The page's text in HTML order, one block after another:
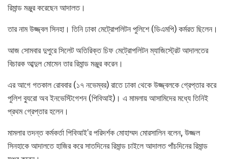
রিমান্ড মঞ্জুর করেছেন আদালত।
তার নাম উজ্জ্বল সিনহা। তিনি ঢাকা মেট্রোপলিটন পুলিশে (ডিএমপি) কর্মরত ছিলেন।
আজ সোমবার দুপুরে সিলেট অতিরিক্ত চিফ মেট্রোপলিটন ম্যাজিস্ট্রেট আদালতের
বিচারক আব্দুল মোমেন তার রিমান্ড মঞ্জুর করেন।
এর আগে গতকাল রোববার (১৭ নভেম্বর) রাতে ঢাকা থেকে উজ্জ্বলকে গ্রেপ্তার করে
পুলিশ ব্যুরো অব ইনভেস্টিগেশন (পিবিআই)। এ মামলায় আসামিদের মধ্যে তিনিই
প্রথম গ্রেপ্তার হলেন।
মামলার তদন্ত কর্মকর্তা পিবিআই’র পরিদর্শক মোহাম্মদ মোরসালিন বলেন, উজ্জল
সিনহাকে আদালতে হাজির করে সাতদিনের রিমান্ড চাইলে আদালত পাঁচদিনের রিমান্ড